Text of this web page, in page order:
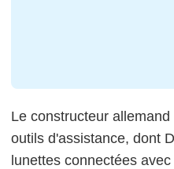
Le constructeur
outils d'assistance, dont
lunettes connectées